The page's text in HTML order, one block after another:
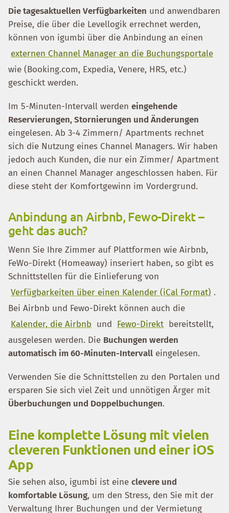
Die tagesaktuellen Verfügbarkeiten und anwendbaren
Preise, die über die Levellogik errechnet werden,
können von igumbi über die Anbindung an einen
externen Channel Manager an die Buchungsportale
wie (Booking.com, Expedia, Venere, HRS, etc.)
geschickt werden.
Im 5-Minuten-Intervall werden eingehende
Reservierungen, Stornierungen und Änderungen
eingelesen. Ab 3-4 Zimmern/ Apartments rechnet
sich die Nutzung eines Channel Managers. Wir haben
jedoch auch Kunden, die nur ein Zimmer/ Apartment
an einen Channel Manager angeschlossen haben. Für
diese steht der Komfortgewinn im Vordergrund.
Anbindung an Airbnb, Fewo-Direkt –
geht das auch?
Wenn Sie Ihre Zimmer auf Plattformen wie Airbnb,
FeWo-Direkt (Homeaway) inseriert haben, so gibt es
Schnittstellen für die Einlieferung von
Verfügbarkeiten über einen Kalender (iCal Format) .
Bei Airbnb und Fewo-Direkt können auch die
Kalender, die Airbnb und Fewo-Direkt bereitstellt,
ausgelesen werden. Die Buchungen werden
automatisch im 60-Minuten-Intervall eingelesen.
Verwenden Sie die Schnittstellen zu den Portalen und
ersparen Sie sich viel Zeit und unnötigen Ärger mit
Überbuchungen und Doppelbuchungen.
Eine komplette Lösung mit vielen
cleveren Funktionen und einer iOS
App
Sie sehen also, igumbi ist eine clevere und
komfortable Lösung, um den Stress, den Sie mit der
Verwaltung Ihrer Buchungen und der Vermietung